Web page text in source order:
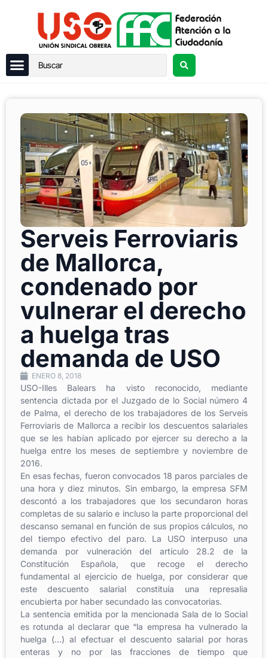
Serveis Ferroviaris
de Mallorca,
condenado por
vulnerar el derecho
a huelga tras
demanda de USO
ENERO 8, 2018
USO-Illes Balears ha visto reconocido, mediante
sentencia dictada por el Juzgado de lo Social número 4
de Palma, el derecho de los trabajadores de los Serveis
Ferroviaris de Mallorca a recibir los descuentos salariales
que se les habían aplicado por ejercer su derecho a la
huelga entre los meses de septiembre y noviembre de
2016.
En esas fechas, fueron convocados 18 paros parciales de
una hora y diez minutos. Sin embargo, la empresa SFM
descontó a los trabajadores que los secundaron horas
completas de su salario e incluso la parte proporcional del
descanso semanal en función de sus propios cálculos, no
del tiempo efectivo del paro. La USO interpuso una
demanda por vulneración del artículo 28.2 de la
Constitución Española, que recoge el derecho
fundamental al ejercicio de huelga, por considerar que
este descuento salarial constituía una represalia
encubierta por haber secundado las convocatorias.
La sentencia emitida por la mencionada Sala de lo Social
es rotunda al declarar que “la empresa ha vulnerado la
huelga (…) al efectuar el descuento salarial por horas
enteras y no por las fracciones de tiempo que